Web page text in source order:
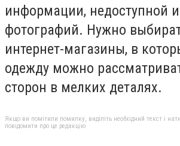
информации, недоступной
фотографий. Нужно
интернет-магазины, в
одежду можно
сторон в мелких деталях.
Якщо ви помітили помилку, виділіть необхідний текст і
повідомити про це редакцію